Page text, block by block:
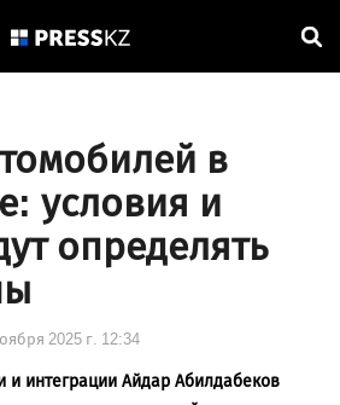
в
условия и
определять
2025 г. 12:34
и интеграции Айдар Абилдабеков